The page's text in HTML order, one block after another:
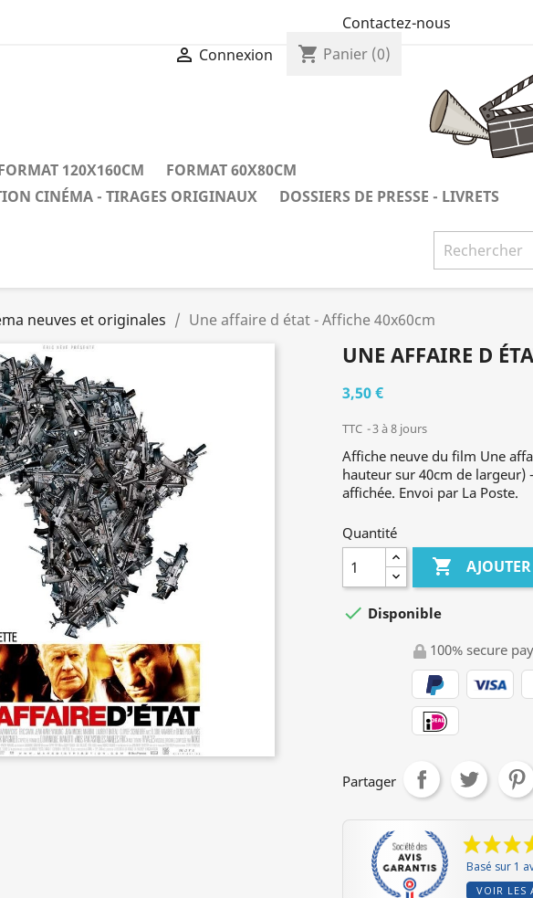
Contactez-nous
 Connexion shopping_cart Panier (0)
120X160CM
FORMAT 60X80CM
CINÉMA - TIRAGES ORIGINAUX
DOSSIERS DE PRESSE - LIVRETS
neuves et originales Une affaire d état - Affiche 40x60cm
UNE AFFAIRE D
3,50 €
TTC 3 à 8 jours
Affiche neuve du film Une
hauteur sur 40cm de largeur)
affichée. Envoi par La Poste.
Quantité

 Disponible
100% secure
Partager
Basé sur 1
VOIR LES